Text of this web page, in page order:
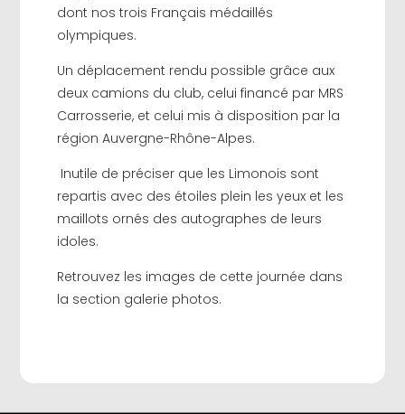
dont nos trois Français médaillés
olympiques.
Un déplacement rendu possible grâce aux
deux camions du club, celui financé par MRS
Carrosserie, et celui mis à disposition par la
région Auvergne-Rhône-Alpes.
Inutile de préciser que les Limonois sont
repartis avec des étoiles plein les yeux et les
maillots ornés des autographes de leurs
idoles.
Retrouvez les images de cette journée dans
la section galerie photos.